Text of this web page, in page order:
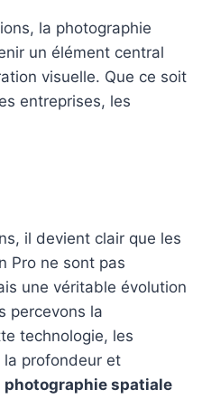
la photographie
un élément central
visuelle. Que ce soit
entreprises, les
il devient clair que les
Pro ne sont pas
une véritable évolution
percevons la
technologie, les
la profondeur et
photographie spatiale